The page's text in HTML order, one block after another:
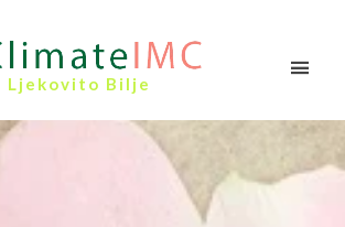
Ljekovito Bilje